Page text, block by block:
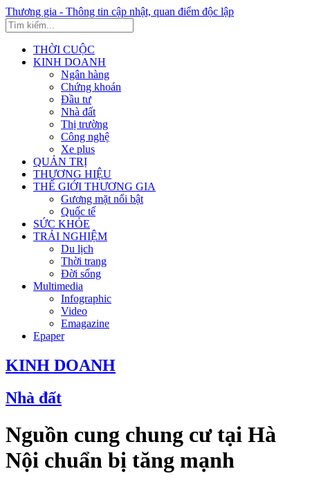
Thương gia - Thông tin cập nhật, quan điểm độc lập
THỜI CUỘC
KINH DOANH
Ngân hàng
Chứng khoán
Đầu tư
Nhà đất
Thị trường
Công nghệ
Xe plus
QUẢN TRỊ
THƯƠNG HIỆU
THẾ GIỚI THƯƠNG GIA
Gương mặt nổi bật
Quốc tế
SỨC KHỎE
TRẢI NGHIỆM
Du lịch
Thời trang
Đời sống
Multimedia
Infographic
Video
Emagazine
Epaper
KINH DOANH
Nhà đất
Nguồn cung chung cư tại Hà
Nội chuẩn bị tăng mạnh